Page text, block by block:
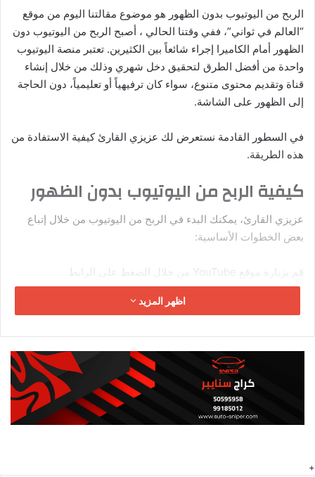
الربح من اليوتيوب بدون الظهور هو موضوع مقالتنا اليوم من موقع
“العالم في ثواني”، ففي وقتنا الحالي ، أصبح الربح من اليوتيوب دون
الظهور أمام الكاميرا إجراء شائعاً بين الكثيرين. تعتبر منصة اليوتيوب
واحدة من أفضل الطرق لتحقيق دخل شهري وذلك من خلال إنشاء
قناة وتقديم محتوى متنوع، سواء كان ترفيهياً أو تعليمياً، دون الحاجة
إلى الظهور على الشاشة.
في السطور القادمة نستعرض لك عزيزي القارئ كيفية الاستفادة من
هذه الطريقة.
كيفية الربح من اليوتيوب بدون الظهور
عزيزي القارئ، يمكنك البدء في الربح من اليوتيوب من خلال إتباع
بعض الخطوات الأساسية:
قم بزيارة موقع YouTube من خلال الضغط على الرابط
www.youtube.com من جهاز الكمبيوتر أو الهاتف المحمول.
اظهر المزيد